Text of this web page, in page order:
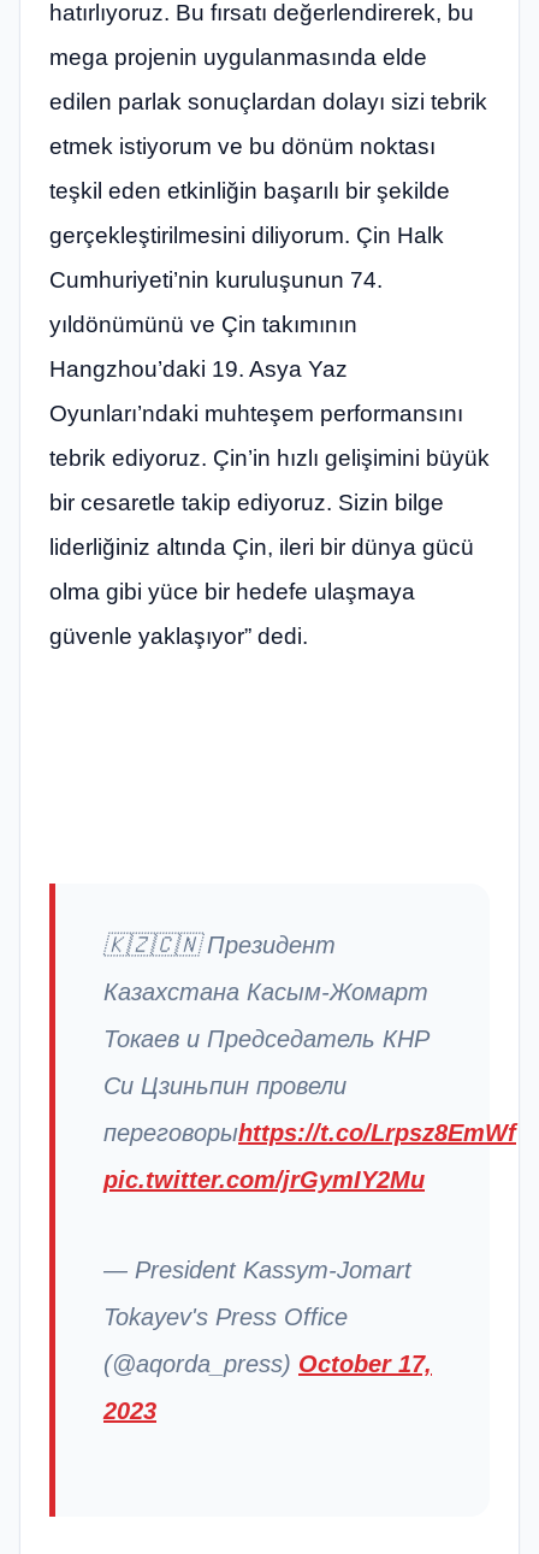
hatırlıyoruz. Bu fırsatı değerlendirerek, bu
mega projenin uygulanmasında elde
edilen parlak sonuçlardan dolayı sizi tebrik
etmek istiyorum ve bu dönüm noktası
teşkil eden etkinliğin başarılı bir şekilde
gerçekleştirilmesini diliyorum. Çin Halk
Cumhuriyeti’nin kuruluşunun 74.
yıldönümünü ve Çin takımının
Hangzhou’daki 19. Asya Yaz
Oyunları’ndaki muhteşem performansını
tebrik ediyoruz. Çin’in hızlı gelişimini büyük
bir cesaretle takip ediyoruz. Sizin bilge
liderliğiniz altında Çin, ileri bir dünya gücü
olma gibi yüce bir hedefe ulaşmaya
güvenle yaklaşıyor” dedi.
🇰🇿🇨🇳 Президент
Казахстана Касым-Жомарт
Токаев и Председатель КНР
Си Цзиньпин провели
переговорыhttps://t.co/Lrpsz8EmWf
pic.twitter.com/jrGymIY2Mu
— President Kassym-Jomart
Tokayev's Press Office
(@aqorda_press) October 17,
2023